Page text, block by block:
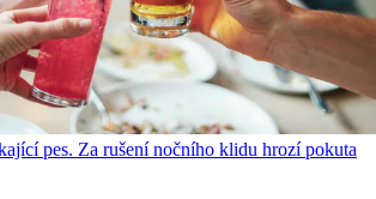
pes. Za rušení nočního klidu hrozí pokuta